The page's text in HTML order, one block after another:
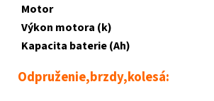
Motor
Výkon motora (k)
Kapacita baterie (Ah)
Odpruženie,brzdy,kolesá: